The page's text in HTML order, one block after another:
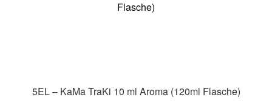
5EL – KaMa TraKi 10 ml Aroma (120ml Flasche)